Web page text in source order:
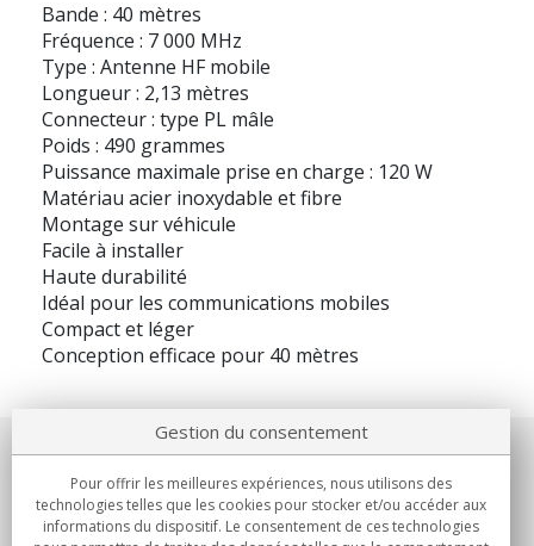
Bande : 40 mètres
Fréquence : 7 000 MHz
Type : Antenne HF mobile
Longueur : 2,13 mètres
Connecteur : type PL mâle
Poids : 490 grammes
Puissance maximale prise en charge : 120 W
Matériau acier inoxydable et fibre
Montage sur véhicule
Facile à installer
Haute durabilité
Idéal pour les communications mobiles
Compact et léger
Conception efficace pour 40 mètres
Notre société
Engagements
Gestion du consentement
Pour offrir les meilleures expériences, nous utilisons des
technologies telles que les cookies pour stocker et/ou accéder aux
informations du dispositif. Le consentement de ces technologies